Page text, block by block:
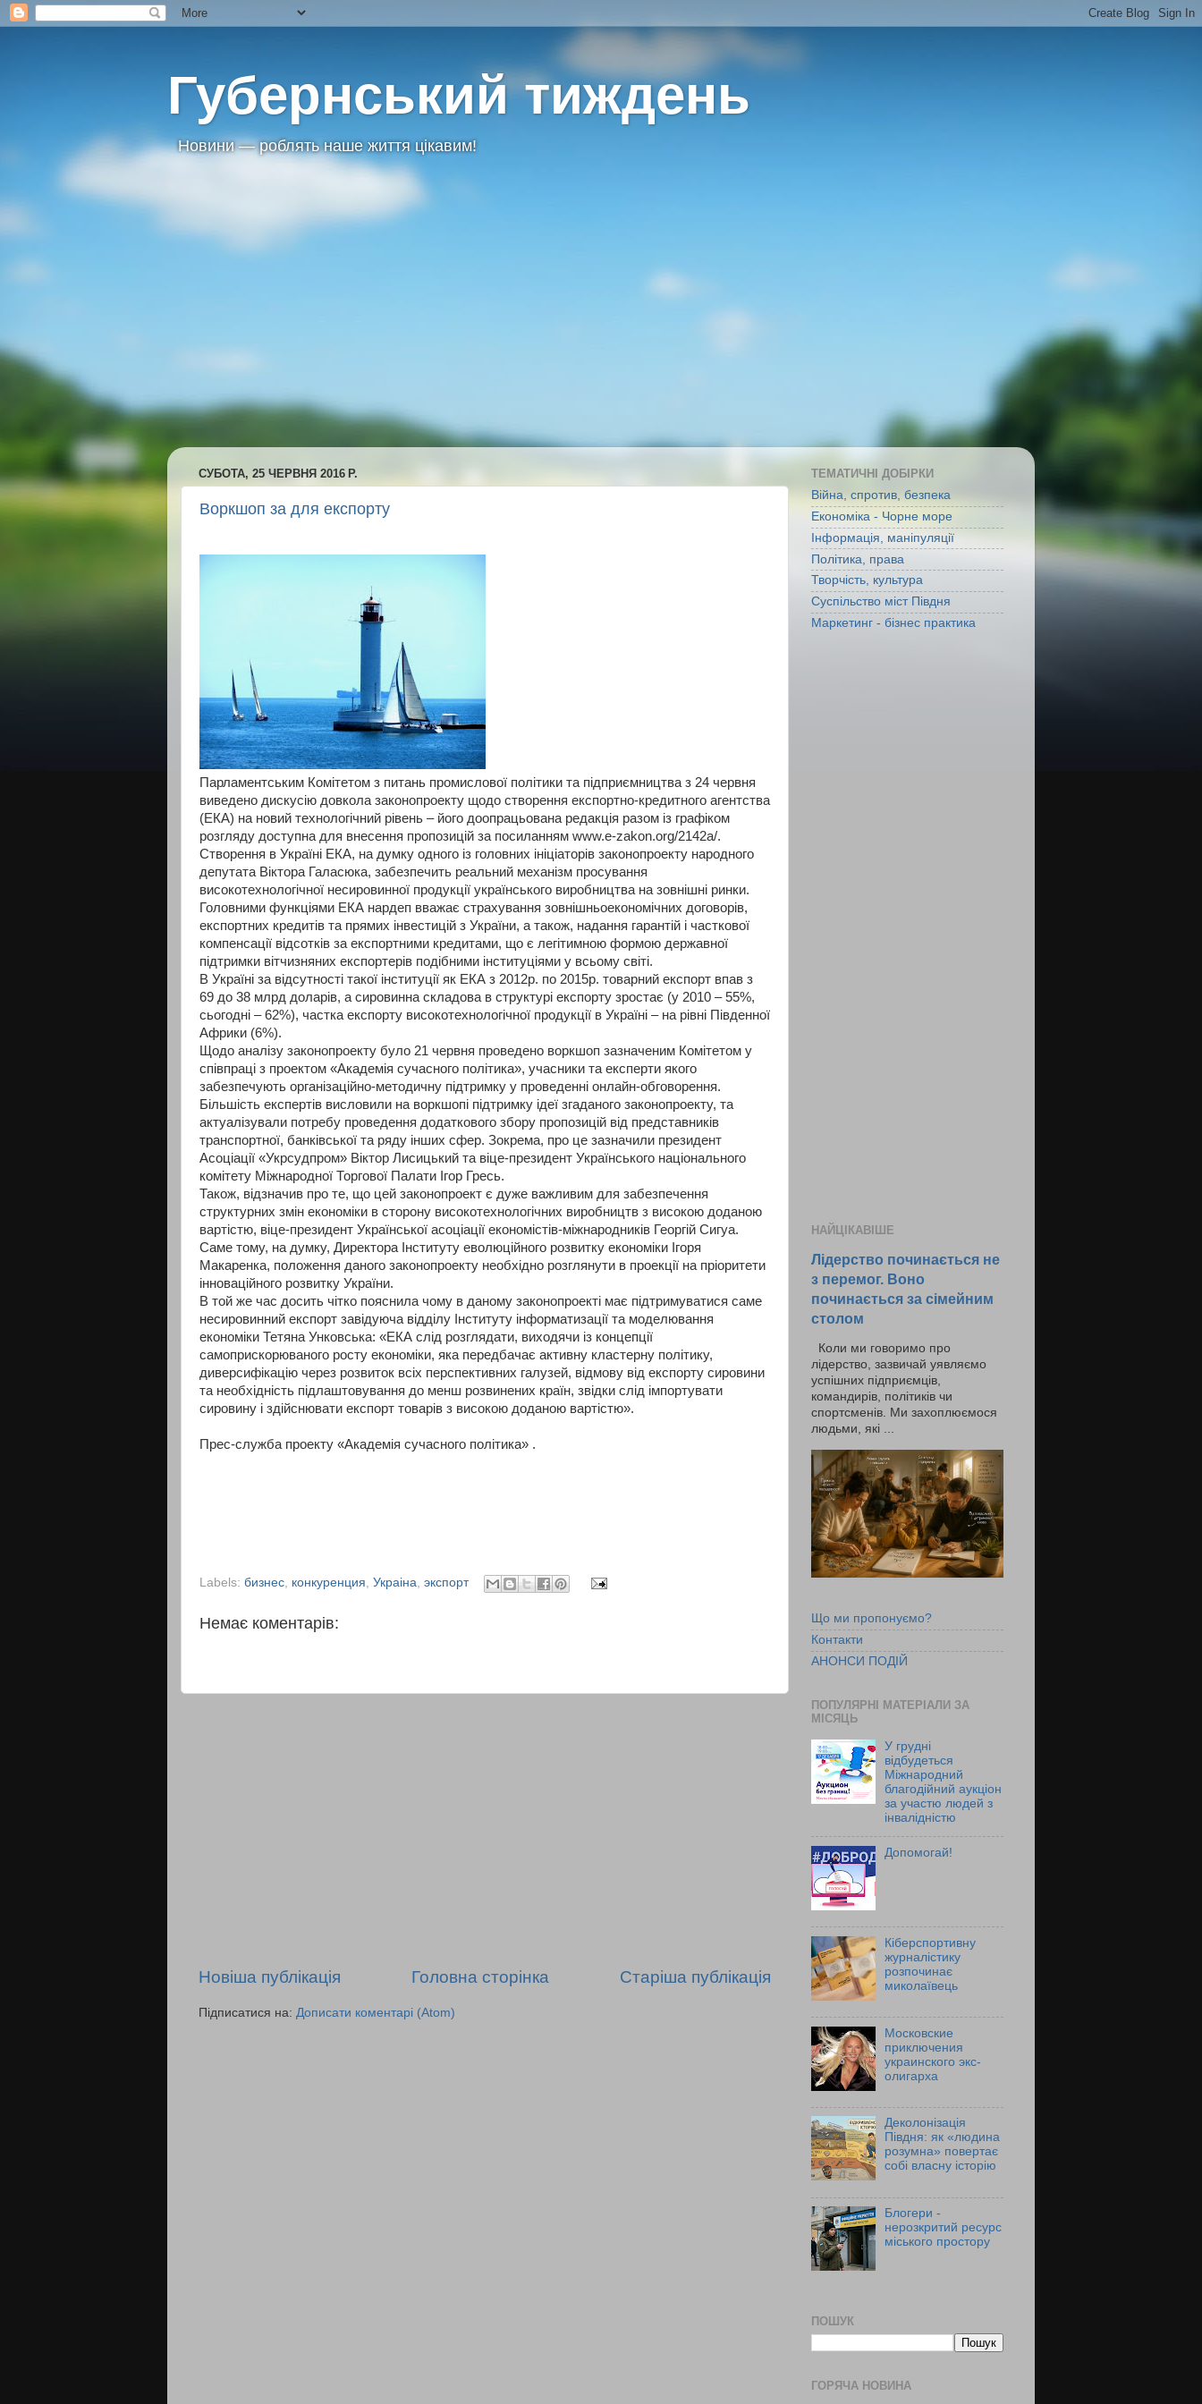
Губернський тиждень
Новини — роблять наше життя цікавим!
СУБОТА, 25 ЧЕРВНЯ 2016 Р.
Воркшоп за для експорту
Парламентським Комітетом з питань промислової політики та підприємництва з 24 червня
виведено дискусію довкола законопроекту щодо створення експортно-кредитного агентства
(ЕКА) на новий технологічний рівень – його доопрацьована редакція разом із графіком
розгляду доступна для внесення пропозицій за посиланням www.e-zakon.org/2142a/.
Створення в Україні ЕКА, на думку одного із головних ініціаторів законопроекту народного
депутата Віктора Галасюка, забезпечить реальний механізм просування
високотехнологічної несировинної продукції українського виробництва на зовнішні ринки.
Головними функціями ЕКА нардеп вважає страхування зовнішньоекономічних договорів,
експортних кредитів та прямих інвестицій з України, а також, надання гарантій і часткової
компенсації відсотків за експортними кредитами, що є легітимною формою державної
підтримки вітчизняних експортерів подібними інституціями у всьому світі.
В Україні за відсутності такої інституції як ЕКА з 2012р. по 2015р. товарний експорт впав з
69 до 38 млрд доларів, а сировинна складова в структурі експорту зростає (у 2010 – 55%,
сьогодні – 62%), частка експорту високотехнологічної продукції в Україні – на рівні Південної
Африки (6%).
Щодо аналізу законопроекту було 21 червня проведено воркшоп зазначеним Комітетом у
співпраці з проектом «Академія сучасного політика», учасники та експерти якого
забезпечують організаційно-методичну підтримку у проведенні онлайн-обговорення.
Більшість експертів висловили на воркшопі підтримку ідеї згаданого законопроекту, та
актуалізували потребу проведення додаткового збору пропозицій від представників
транспортної, банківської та ряду інших сфер. Зокрема, про це зазначили президент
Асоціації «Укрсудпром» Віктор Лисицький та віце-президент Українського національного
комітету Міжнародної Торгової Палати Ігор Гресь.
Також, відзначив про те, що цей законопроект є дуже важливим для забезпечення
структурних змін економіки в сторону високотехнологічних виробництв з високою доданою
вартістю, віце-президент Української асоціації економістів-міжнародників Георгій Сигуа.
Саме тому, на думку, Директора Інституту еволюційного розвитку економіки Ігоря
Макаренка, положення даного законопроекту необхідно розглянути в проекції на пріоритети
інноваційного розвитку України.
В той же час досить чітко пояснила чому в даному законопроекті має підтримуватися саме
несировинний експорт завідуюча відділу Інституту інформатизації та моделювання
економіки Тетяна Унковська: «ЕКА слід розглядати, виходячи із концепції
самоприскорюваного росту економіки, яка передбачає активну кластерну політику,
диверсифікацію через розвиток всіх перспективних галузей, відмову від експорту сировини
та необхідність підлаштовування до менш розвинених країн, звідки слід імпортувати
сировину і здійснювати експорт товарів з високою доданою вартістю».
Прес-служба проекту «Академія сучасного політика» .
Labels: бизнес конкуренция Украіна экспорт
Немає коментарів:
Новіша публікація Старіша публікація
Головна сторінка
Підписатися на: Дописати коментарі (Atom)
ТЕМАТИЧНІ ДОБІРКИ
Війна, спротив, безпека
Економіка - Чорне море
Інформація, маніпуляції
Політика, права
Творчість, культура
Суспільство міст Півдня
Маркетинг - бізнес практика
НАЙЦІКАВІШЕ
Лідерство починається не
з перемог. Воно
починається за сімейним
столом
Коли ми говоримо про
лідерство, зазвичай уявляємо
успішних підприємців,
командирів, політиків чи
спортсменів. Ми захоплюємося
людьми, які ...
Що ми пропонуємо?
Контакти
АНОНСИ ПОДІЙ
ПОПУЛЯРНІ МАТЕРІАЛИ ЗА
МІСЯЦЬ
У грудні
відбудеться
Міжнародний
благодійний аукціон
за участю людей з
інвалідністю
Допомогай!
Кіберспортивну
журналістику
розпочинає
миколаївець
Московские
приключения
украинского экс-
олигарха
Деколонізація
Півдня: як «людина
розумна» повертає
собі власну історію
Блогери -
нерозкритий ресурс
міського простору
ПОШУК
ГОРЯЧА НОВИНА